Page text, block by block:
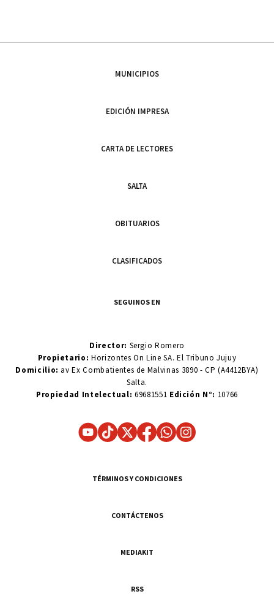
MUNICIPIOS
EDICIÓN IMPRESA
CARTA DE LECTORES
SALTA
OBITUARIOS
CLASIFICADOS
SEGUINOS EN
Director: Sergio Romero
Propietario:Horizontes On Line SA. El Tribuno Jujuy
Domicilio: av Ex Combatientes de Malvinas 3890 - CP (A4412BYA)
Salta.
Propiedad Intelectual: 69681551 Edición N°: 10766
TÉRMINOS Y CONDICIONES
CONTÁCTENOS
MEDIAKIT
RSS